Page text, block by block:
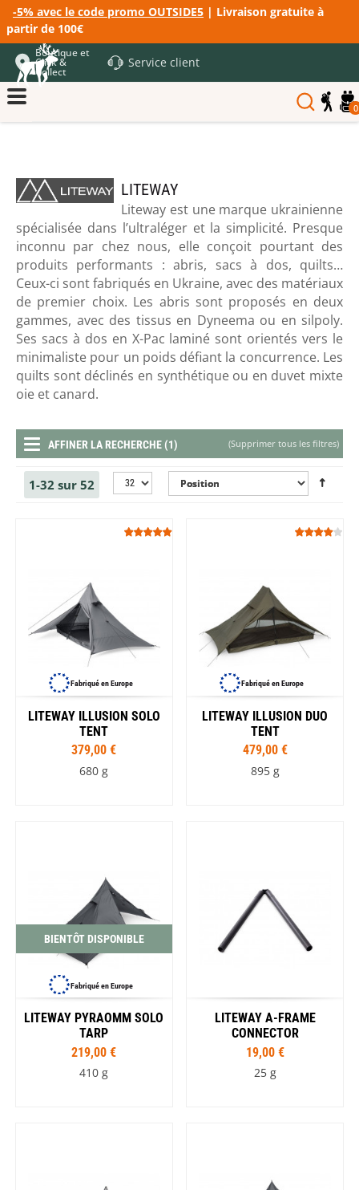
-5% avec le code promo OUTSIDE5 | Livraison gratuite à
partir de 100€
Boutique et
Click &
Collect
Service client
0
LITEWAY
Liteway est une marque ukrainienne
spécialisée dans l’ultraléger et la simplicité. Presque
inconnu par chez nous, elle conçoit pourtant des
produits performants : abris, sacs à dos, quilts…
Ceux-ci sont fabriqués en Ukraine, avec des matériaux
de premier choix. Les abris sont proposés en deux
gammes, avec des tissus en Dyneema ou en silpoly.
Ses sacs à dos en X-Pac laminé sont orientés vers le
minimaliste pour un poids défiant la concurrence. Les
quilts sont déclinés en synthétique ou en duvet mixte
oie et canard.
(Supprimer tous les filtres)
AFFINER LA RECHERCHE (1)
1-32 sur 52
Fabriqué en Europe
LITEWAY ILLUSION SOLO
TENT
379,00 €
680 g
Fabriqué en Europe
LITEWAY ILLUSION DUO
TENT
479,00 €
895 g
BIENTÔT DISPONIBLE
Fabriqué en Europe
LITEWAY PYRAOMM SOLO
TARP
219,00 €
410 g
LITEWAY A-FRAME
CONNECTOR
19,00 €
25 g